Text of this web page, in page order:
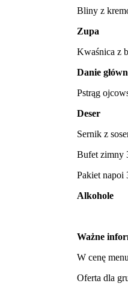
Bliny z
Zupa
Kwaśnica z
Danie
Pstrąg
Deser
Sernik z
Bufet zimny
Pakiet napoi
Alkohole
Ważne
W cenę
Oferta dla